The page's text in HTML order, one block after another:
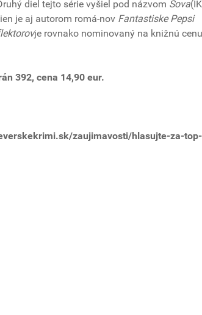
diel tejto série vyšiel pod názvom Sova
je aj autorom romá-nov Fantastiske Pepsi
je rovnako nominovaný na knižnú cenu
392, cena 14,90 eur.
zaujimavosti/hlasujte-za-top-